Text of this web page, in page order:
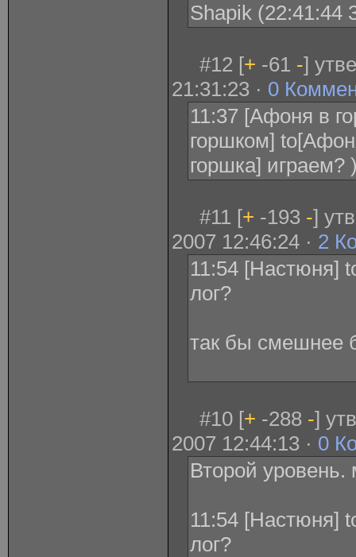
Shapik (22:41:44
#12 [+ -61 -]
21:31:23 · 0
11:37 [Афоня в
горшком]
горшка] играем?
#11 [+ -193 -]
2007 12:46:24 · 2
11:54 [Настюня]
лог?
так бы смешнее
#10 [+ -288 -]
2007 12:44:13 · 0
Второй
11:54 [Настюня]
лог?